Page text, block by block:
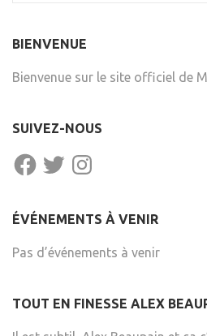
BIENVENUE
Bienvenue sur le site officiel de
SUIVEZ-NOUS
FACEBOOKTWITTERINSTAGRAM
ÉVÉNEMENTS À VENIR
Pas d’événements à venir
TOUT EN FINESSE ALEX